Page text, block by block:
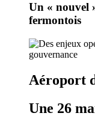
Un « nouvel
fermontois
Aéroport
Une 26